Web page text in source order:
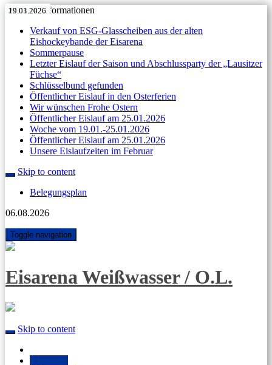
Aktuelle Informationen
Verkauf von ESG-Glasscheiben aus der alten
Eishockeybande der Eisarena
Sommerpause
Letzter Eislauf der Saison und Abschlussparty der „Lausitzer
Füchse“
Schlüsselbund gefunden
Öffentlicher Eislauf in den Osterferien
Wir wünschen Frohe Ostern
Öffentlicher Eislauf am 25.01.2026
Woche vom 19.01.-25.01.2026
Öffentlicher Eislauf am 25.01.2026
Unsere Eislaufzeiten im Februar
Skip to content
Belegungsplan
06.08.2026
Toggle navigation
Eisarena Weißwasser / O.L.
Skip to content
11.05.2026
27.04.2026
Anzeige
11.04.2026
07.04.2026
31.03.2026
11.05.2026
27.04.2026
Anzeige
11.04.2026
07.04.2026
31.03.2026
23.03.2026
19.01.2026